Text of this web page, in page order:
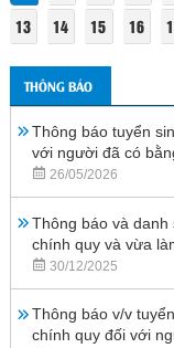
13
14 15 16
THÔNG BÁO
Thông báo tuyển
với người đã có
26/05/2026
Thông báo và
chính quy và vừa
30/12/2025
Thông báo v/v
chính quy đối với